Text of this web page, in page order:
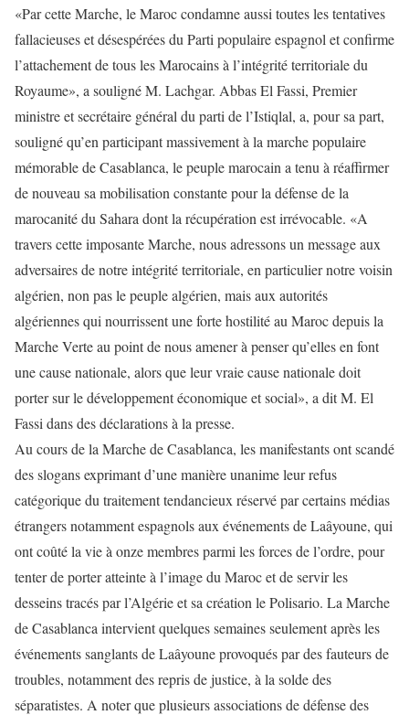
«Par cette Marche, le Maroc condamne aussi toutes les tentatives
fallacieuses et désespérées du Parti populaire espagnol et confirme
l’attachement de tous les Marocains à l’intégrité territoriale du
Royaume», a souligné M. Lachgar. Abbas El Fassi, Premier
ministre et secrétaire général du parti de l’Istiqlal, a, pour sa part,
souligné qu’en participant massivement à la marche populaire
mémorable de Casablanca, le peuple marocain a tenu à réaffirmer
de nouveau sa mobilisation constante pour la défense de la
marocanité du Sahara dont la récupération est irrévocable. «A
travers cette imposante Marche, nous adressons un message aux
adversaires de notre intégrité territoriale, en particulier notre voisin
algérien, non pas le peuple algérien, mais aux autorités
algériennes qui nourrissent une forte hostilité au Maroc depuis la
Marche Verte au point de nous amener à penser qu’elles en font
une cause nationale, alors que leur vraie cause nationale doit
porter sur le développement économique et social», a dit M. El
Fassi dans des déclarations à la presse.
Au cours de la Marche de Casablanca, les manifestants ont scandé
des slogans exprimant d’une manière unanime leur refus
catégorique du traitement tendancieux réservé par certains médias
étrangers notamment espagnols aux événements de Laâyoune, qui
ont coûté la vie à onze membres parmi les forces de l’ordre, pour
tenter de porter atteinte à l’image du Maroc et de servir les
desseins tracés par l’Algérie et sa création le Polisario. La Marche
de Casablanca intervient quelques semaines seulement après les
événements sanglants de Laâyoune provoqués par des fauteurs de
troubles, notamment des repris de justice, à la solde des
séparatistes. A noter que plusieurs associations de défense des